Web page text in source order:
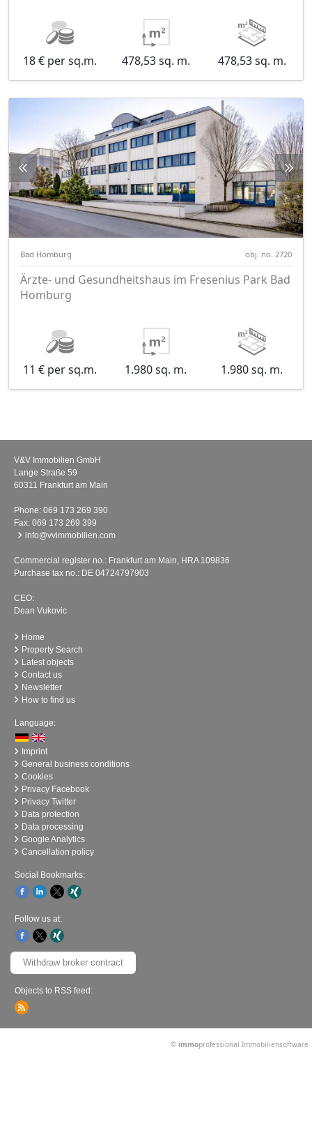
18 € per sq.m. 478,53 sq. m. 478,53 sq. m.
Bad Homburg obj. no. 2720
Ärzte- und Gesundheitshaus im Fresenius Park Bad
Homburg
11 € per sq.m. 1.980 sq. m. 1.980 sq. m.
V&V Immobilien GmbH
Lange Straße 59
60311 Frankfurt am Main
Phone: 069 173 269 390
Fax: 069 173 269 399
info@vvimmobilien.com
Commercial register no.: Frankfurt am Main, HRA 109836
Purchase tax no.: DE 04724797903
CEO:
Dean Vukovic
Home
Property Search
Latest objects
Contact us
Newsletter
How to find us
Language:
Imprint
General business conditions
Cookies
Privacy Facebook
Privacy Twitter
Data protection
Data processing
Google Analytics
Cancellation policy
Social Bookmarks:
Follow us at:
Withdraw broker contract
Objects to RSS feed:
© immoprofessional Immobiliensoftware